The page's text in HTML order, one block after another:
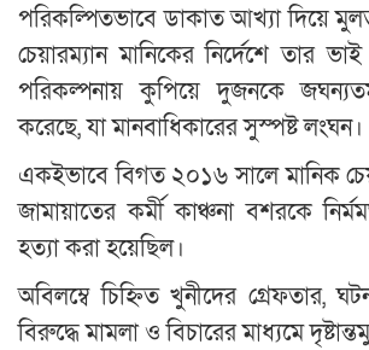
পরিকল্পিতভাবে ডাকাত আখ্যা দিয়ে
চেয়ারম্যান মানিকের নির্দেশে তার
পরিকল্পনায় কুপিয়ে দুজনকে
করেছে, যা মানবাধিকারের সুস্পষ্ট লংঘন।
একইভাবে বিগত ২০১৬ সালে মানিক
জামায়াতের কর্মী কাঞ্চনা বশরকে
হত্যা করা হয়েছিল।
অবিলম্বে চিহ্নিত খুনীদের গ্রেফতার,
বিরুদ্ধে মামলা ও বিচারের মাধ্যমে